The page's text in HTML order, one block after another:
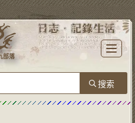
T
o
l
e
n
部落